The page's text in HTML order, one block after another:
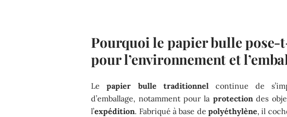
Pourquoi le papier bulle
pour l’environnement et
Lepapier bulle traditionnelcontinue de
d’emballage, notamment pour la protectiondes
l’expédition. Fabriqué à base de polyéthylène, il